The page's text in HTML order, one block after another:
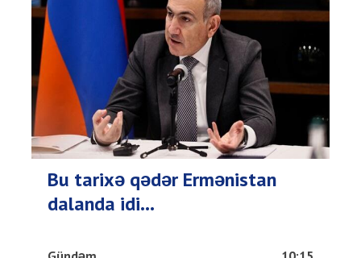
Bu tarixə qədər Ermənistan
dalanda idi...